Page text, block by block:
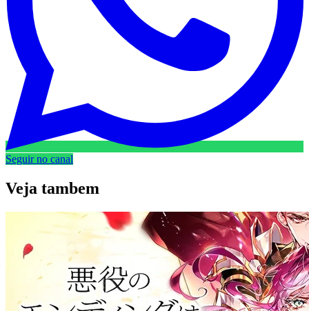
Seguir no canal
Veja tambem